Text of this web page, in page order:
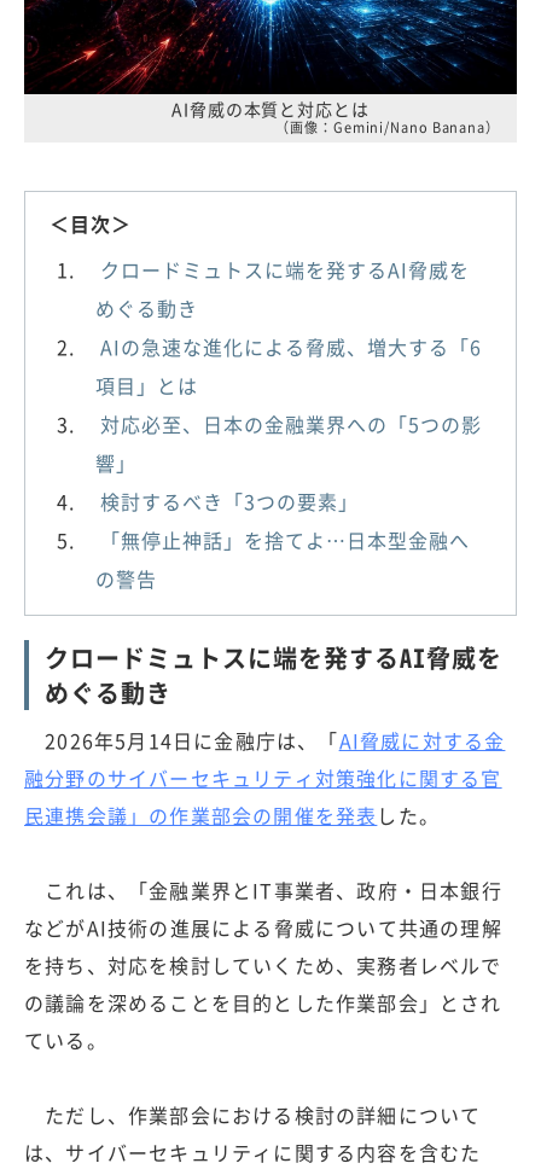
AI脅威の本質と対応とは
（画像：Gemini/Nano Banana）
＜目次＞
クロードミュトスに端を発するAI脅威を
めぐる動き
AIの急速な進化による脅威、増大する「6
項目」とは
対応必至、日本の金融業界への「5つの影
響」
検討するべき「3つの要素」
「無停止神話」を捨てよ…日本型金融へ
の警告
クロードミュトスに端を発するAI脅威を
めぐる動き
2026年5月14日に金融庁は、「AI脅威に対する金
融分野のサイバーセキュリティ対策強化に関する官
民連携会議」の作業部会の開催を発表 した。
これは、「金融業界とIT事業者、政府・日本銀行
などがAI技術の進展による脅威について共通の理解
を持ち、対応を検討していくため、実務者レベルで
の議論を深めることを目的とした作業部会」とされ
ている。
ただし、作業部会における検討の詳細について
は、サイバーセキュリティに関する内容を含むた